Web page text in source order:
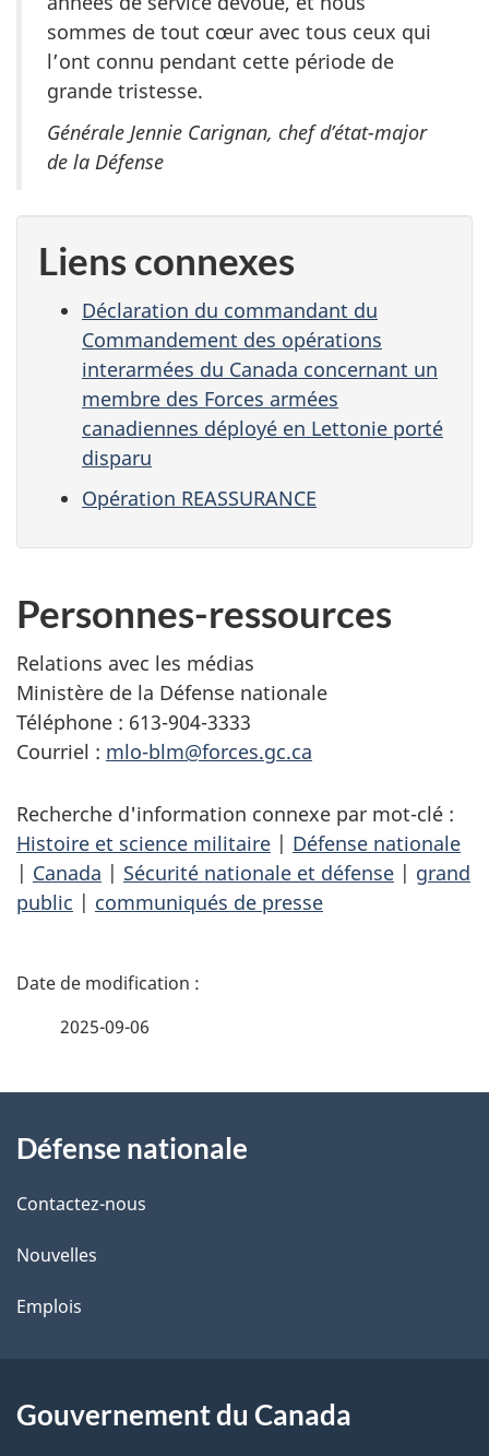
sommes de tout cœur avec tous ceux qui
l’ont connu pendant cette période de
grande tristesse.
Générale Jennie Carignan, chef d’état-major
de la Défense
Liens connexes
Déclaration du commandant du
Commandement des opérations
interarmées du Canada concernant un
membre des Forces armées
canadiennes déployé en Lettonie porté
disparu
Opération REASSURANCE
Personnes-ressources
Relations avec les médias
Ministère de la Défense nationale
Téléphone : 613-904-3333
Courriel : mlo-blm@forces.gc.ca
Recherche d'information connexe par mot-clé :
Histoire et science militaire | Défense nationale
| Canada | Sécurité nationale et défense | grand
public | communiqués de presse
D
i
l
s
d
l
2025-09-06
propos
de
ce
site
Défense nationale
Contactez-nous
Nouvelles
Emplois
Gouvernement du Canada